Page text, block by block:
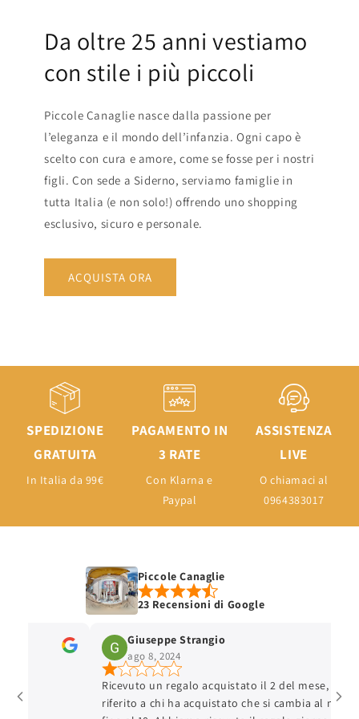
Da oltre 25 anni vestiamo
con stile i più piccoli
Piccole Canaglie nasce dalla passione per
l’eleganza e il mondo dell’infanzia. Ogni capo è
scelto con cura e amore, come se fosse per i nostri
figli. Con sede a Siderno, serviamo famiglie in
tutta Italia (e non solo!) offrendo uno shopping
esclusivo, sicuro e personale.
ACQUISTA ORA
SPEDIZIONE
GRATUITA
In Italia da 99€
PAGAMENTO IN
3 RATE
Con Klarna e
Paypal
ASSISTENZA
LIVE
O chiamaci al
0964383017
Piccole Canaglie
23 Recensioni di Google
Giuseppe Strangio
ago 8, 2024
Ricevuto un regalo acquistato il 2 del mese, hanno
riferito a chi ha acquistato che si cambia al massimo